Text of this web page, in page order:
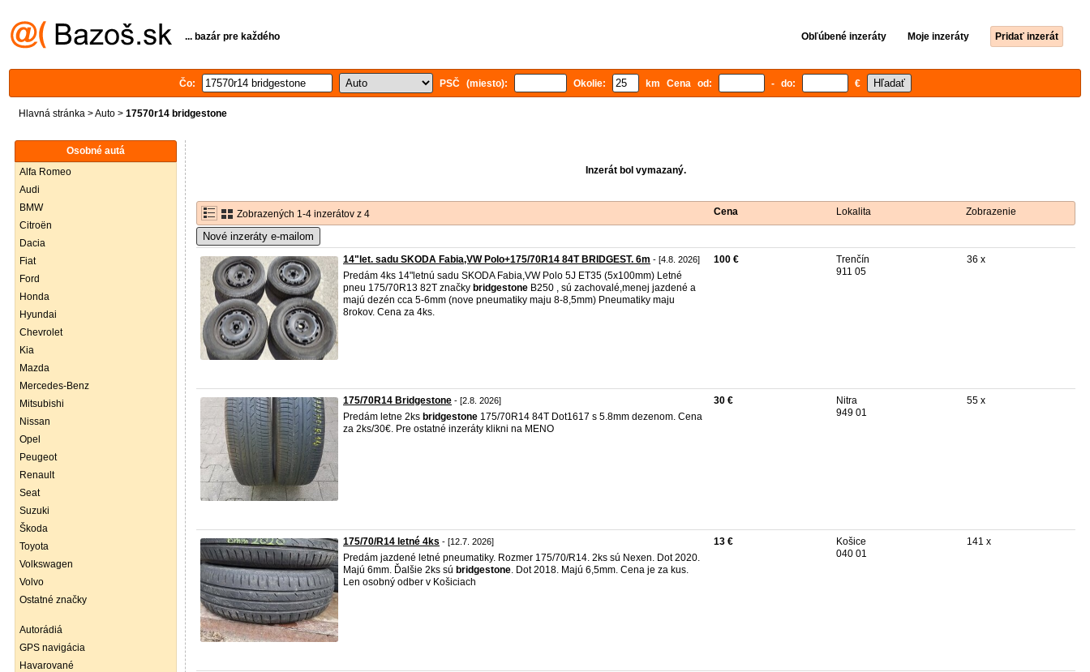
... bazár pre každého Obľúbené inzeráty Moje inzeráty Pridať inzerát
Čo: PSČ (miesto): Okolie: km Cena od: - do: €
Hlavná stránka >Auto > 17570r14 bridgestone
Osobné autá
Alfa Romeo
Audi
BMW
Citroën
Dacia
Fiat
Ford
Honda
Hyundai
Chevrolet
Kia
Mazda
Mercedes-Benz
Mitsubishi
Nissan
Opel
Peugeot
Renault
Seat
Suzuki
Škoda
Toyota
Volkswagen
Volvo
Ostatné značky
Autorádiá
GPS navigácia
Havarované
Inzerát bol vymazaný.
Zobrazených 1-4 inzerátov z 4 Cena Lokalita Zobrazenie
Nové inzeráty e-mailom
14"let. sadu SKODA Fabia,VW Polo+175/70R14 84T BRIDGEST. 6m - [4.8. 2026]
Predám 4ks 14"letnú sadu SKODA Fabia,VW Polo 5J ET35 (5x100mm) Letné
pneu 175/70R13 82T značky bridgestone B250 , sú zachovalé,menej jazdené a
majú dezén cca 5-6mm (nove pneumatiky maju 8-8,5mm) Pneumatiky maju
8rokov. Cena za 4ks.
100 €
Trenčín
911 05
36 x
175/70R14 Bridgestone - [2.8. 2026]
Predám letne 2ks bridgestone 175/70R14 84T Dot1617 s 5.8mm dezenom. Cena
za 2ks/30€. Pre ostatné inzeráty klikni na MENO
30 €
Nitra
949 01
55 x
175/70/R14 letné 4ks - [12.7. 2026]
Predám jazdené letné pneumatiky. Rozmer 175/70/R14. 2ks sú Nexen. Dot 2020.
Majú 6mm. Ďalšie 2ks sú bridgestone. Dot 2018. Majú 6,5mm. Cena je za kus.
Len osobný odber v Košiciach
13 €
Košice
040 01
141 x